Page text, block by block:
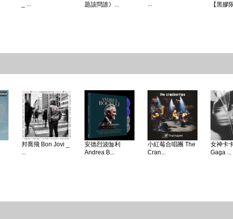
_ ...
題該問誰》...
...
【黑膠
邦喬飛 Bon Jovi _
...
安德烈波伽利
Andrea B...
小紅莓合唱團 The
Cran...
女神卡
Gaga ...